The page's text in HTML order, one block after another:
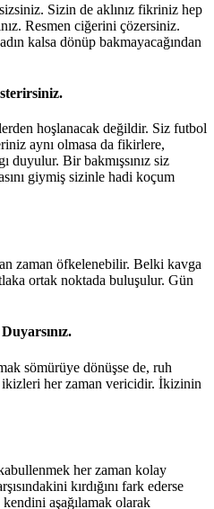
Sizin de aklınız fikriniz hep
Resmen ciğerini çözersiniz.
kalsa dönüp bakmayacağından
hoşlanacak değildir. Siz futbol
aynı olmasa da fikirlere,
duyulur. Bir bakmışsınız siz
giymiş sizinle hadi koçum
zaman öfkelenebilir. Belki kavga
ortak noktada buluşulur. Gün
sömürüye dönüşse de, ruh
her zaman vericidir. İkizinin
her zaman kolay
kırdığını fark ederse
aşağılamak olarak